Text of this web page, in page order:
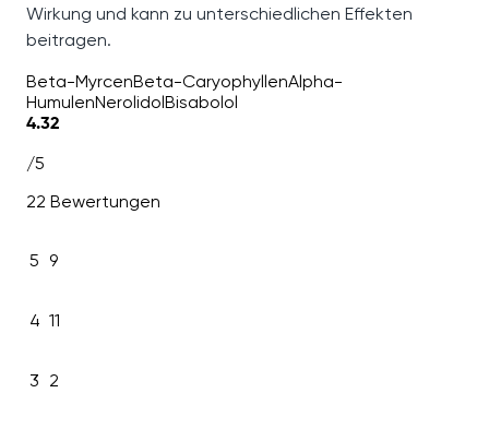
Wirkung und kann zu unterschiedlichen Effekten
beitragen.
Beta-MyrcenBeta-CaryophyllenAlpha-
HumulenNerolidolBisabolol
4.32
/5
22 Bewertungen
5 9
4 11
3 2